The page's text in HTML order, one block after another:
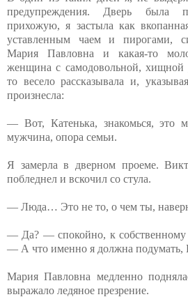
предупреждения. Дверь была
прихожую, я застыла как
уставленным чаем и пирогами,
Мария Павловна и какая-то
женщина с самодовольной, хищной
то весело рассказывала и,
произнесла:
— Вот, Катенька, знакомься, это
мужчина, опора семьи.
Я замерла в дверном проеме.
побледнел и вскочил со стула.
— Люда… Это не то, о чем ты,
— Да? — спокойно, к собственному
— А что именно я должна подумать,
Мария Павловна медленно
выражало ледяное презрение.